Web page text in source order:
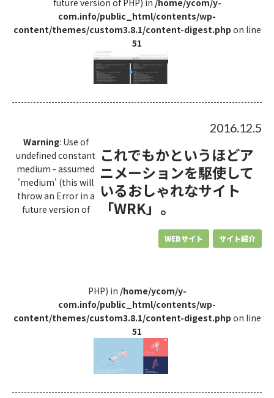
com.info/public_html/contents/wp-
content/themes/custom3.8.1/content-digest.php on line
51
2016.12.5
これでもかというほどア
ニメーションを駆使して
いるおしゃれなサイト
「WRK」。
WEBサイト サイト紹介
Warning: Use of
undefined constant
medium - assumed
'medium' (this will
throw an Error in a
future version of
PHP) in /home/ycom/y-
com.info/public_html/contents/wp-
content/themes/custom3.8.1/content-digest.php on line
51